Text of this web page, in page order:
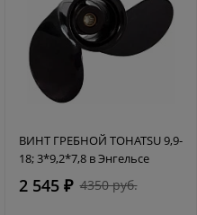
ВИНТ ГРЕБНОЙ TOHATSU 9,9-
18; 3*9,2*7,8 в Энгельсе
2 545 ₽ 4350 руб.